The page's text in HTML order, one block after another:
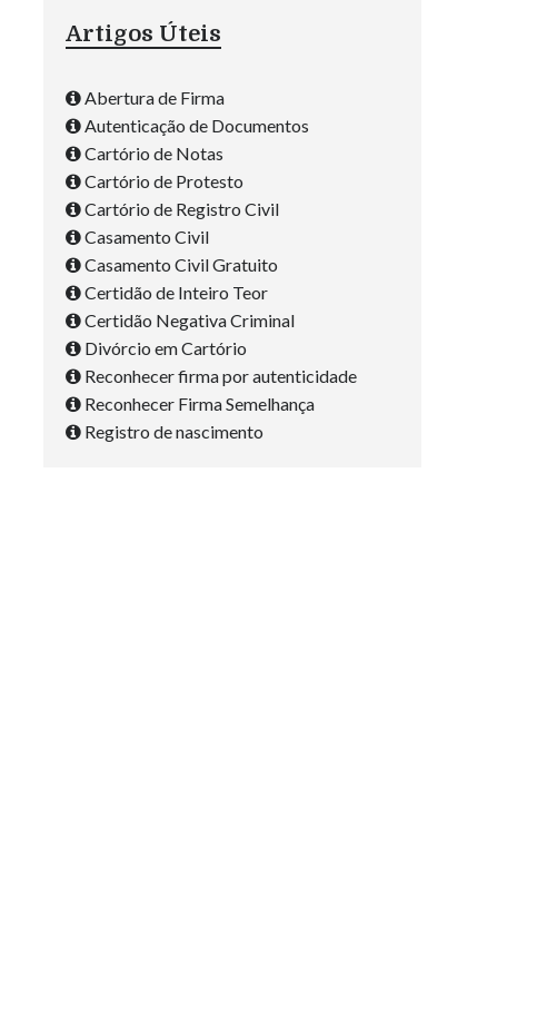
Artigos Úteis
Abertura de Firma
Autenticação de Documentos
Cartório de Notas
Cartório de Protesto
Cartório de Registro Civil
Casamento Civil
Casamento Civil Gratuito
Certidão de Inteiro Teor
Certidão Negativa Criminal
Divórcio em Cartório
Reconhecer firma por autenticidade
Reconhecer Firma Semelhança
Registro de nascimento